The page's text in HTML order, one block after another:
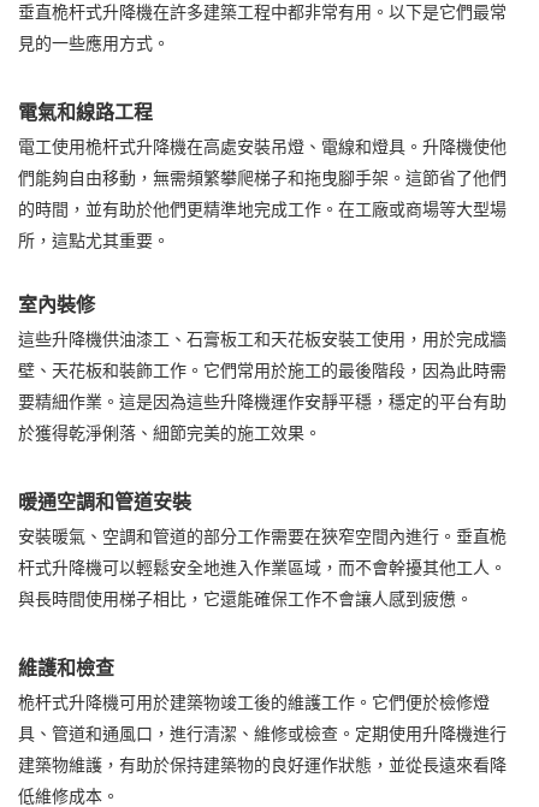
垂直桅杆式升降機在許多建築工程中都非常有用。以下是它們最常
見的一些應用方式。
電氣和線路工程
電工使用桅杆式升降機在高處安裝吊燈、電線和燈具。升降機使他
們能夠自由移動，無需頻繁攀爬梯子和拖曳腳手架。這節省了他們
的時間，並有助於他們更精準地完成工作。在工廠或商場等大型場
所，這點尤其重要。
室內裝修
這些升降機供油漆工、石膏板工和天花板安裝工使用，用於完成牆
壁、天花板和裝飾工作。它們常用於施工的最後階段，因為此時需
要精細作業。這是因為這些升降機運作安靜平穩，穩定的平台有助
於獲得乾淨俐落、細節完美的施工效果。
暖通空調和管道安裝
安裝暖氣、空調和管道的部分工作需要在狹窄空間內進行。垂直桅
杆式升降機可以輕鬆安全地進入作業區域，而不會幹擾其他工人。
與長時間使用梯子相比，它還能確保工作不會讓人感到疲憊。
維護和檢查
桅杆式升降機可用於建築物竣工後的維護工作。它們便於檢修燈
具、管道和通風口，進行清潔、維修或檢查。定期使用升降機進行
建築物維護，有助於保持建築物的良好運作狀態，並從長遠來看降
低維修成本。